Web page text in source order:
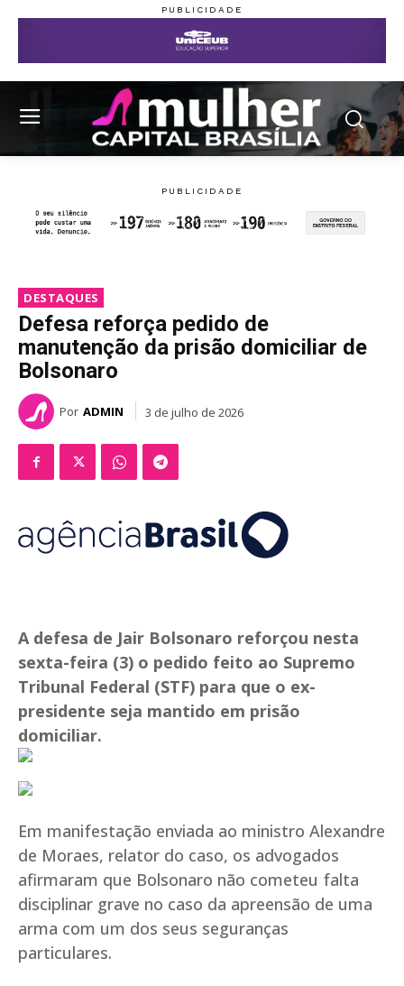
DESTAQUES
Defesa reforça pedido de
manutenção da prisão domiciliar de
Bolsonaro
Por ADMIN 3 de julho de 2026
A defesa de Jair Bolsonaro reforçou nesta
sexta-feira (3) o pedido feito ao Supremo
Tribunal Federal (STF) para que o ex-
presidente seja mantido em prisão
domiciliar.
Em manifestação enviada ao ministro Alexandre
de Moraes, relator do caso, os advogados
afirmaram que Bolsonaro não cometeu falta
disciplinar grave no caso da apreensão de uma
arma com um dos seus seguranças
particulares.